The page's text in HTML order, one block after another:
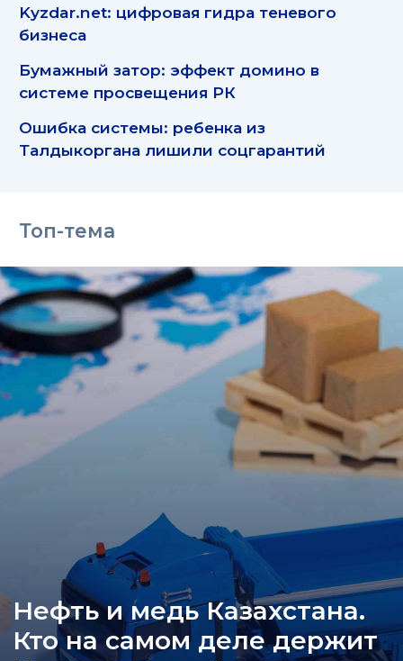
Kyzdar.net: цифровая гидра теневого
бизнеса
Бумажный затор: эффект домино в
системе просвещения РК
Ошибка системы: ребенка из
Талдыкоргана лишили соцгарантий
Топ-тема
Нефть и медь Казахстана.
Кто на самом деле держит